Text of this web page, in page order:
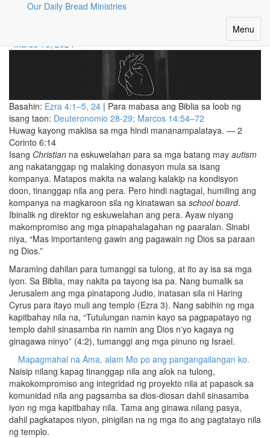
Our Daily Bread Ministries
Toggle
Menu
Marso 16, 2024
Basahin: Ezra 4:1–5, 24 | Para mabasa ang Biblia sa loob ng
isang taon: Deuteronomio 28-29; Marcos 14:54–72
Huwag kayong makiisa sa mga hindi mananampalataya. — 2
Corinto 6:14
Isang Christian na eskuwelahan para sa mga batang may autism
ang nakatanggap ng malaking donasyon mula sa isang
kompanya. Matapos makita na walang kalakip na kondisyon
doon, tinanggap nila ang pera. Pero hindi nagtagal, humiling ang
kompanya na magkaroon sila ng kinatawan sa school board.
Ibinalik ng direktor ng eskuwelahan ang pera. Ayaw niyang
makompromiso ang mga pinapahalagahan ng paaralan. Sinabi
niya, “Mas importanteng gawin ang pagawain ng Dios sa paraan
ng Dios.”
Maraming dahilan para tumanggi sa tulong, at ito ay isa sa mga
iyon. Sa Biblia, may nakita pa tayong isa pa. Nang bumalik sa
Jerusalem ang mga pinatapong Judio, inatasan sila ni Haring
Cyrus para itayo muli ang templo (Ezra 3). Nang sabihin ng mga
kapitbahay nila na, “Tutulungan namin kayo sa pagpapatayo ng
templo dahil sinasamba rin namin ang Dios nʼyo kagaya ng
ginagawa ninyo” (4:2), tumanggi ang mga pinuno ng Israel.
Mapagmahal na Ama, alam Mo po ang pangangailangan ko.
Naisip nilang kapag tinanggap nila ang alok na tulong,
makokompromiso ang integridad ng proyekto nila at papasok sa
komunidad nila ang pagsamba sa dios-diosan dahil sinasamba
iyon ng mga kapitbahay nila. Tama ang ginawa nilang pasya,
dahil pagkatapos niyon, pinigilan na ng mga ito ang pagtatayo nila
ng templo.